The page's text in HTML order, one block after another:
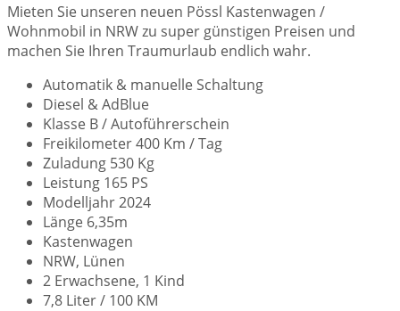
Mieten Sie unseren neuen Pössl Kastenwagen /
Wohnmobil in NRW zu super günstigen Preisen und
machen Sie Ihren Traumurlaub endlich wahr.
Automatik & manuelle Schaltung
Diesel & AdBlue
Klasse B / Autoführerschein
Freikilometer 400 Km / Tag
Zuladung 530 Kg
Leistung 165 PS
Modelljahr 2024
Länge 6,35m
Kastenwagen
NRW, Lünen
2 Erwachsene, 1 Kind
7,8 Liter / 100 KM